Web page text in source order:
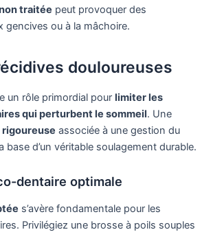
traitée peut provoquer des
gencives ou à la mâchoire.
douloureuses
un rôle primordial pour limiter les
qui perturbent le sommeil. Une
associée à une gestion du
base d’un véritable soulagement durable.
dentaire optimale
s’avère fondamentale pour les
Privilégiez une brosse à poils souples